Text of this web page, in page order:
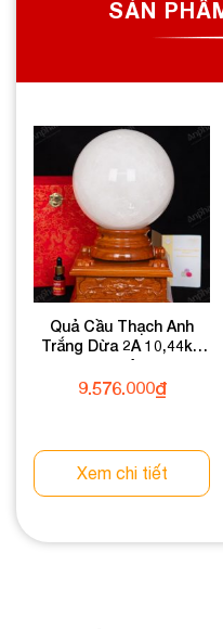
SẢN
Quả Cầu Thạch Anh
Trắng Dừa 2A 10,44kg
011-0882A-10,44
9.576.000₫
Xem chi tiết